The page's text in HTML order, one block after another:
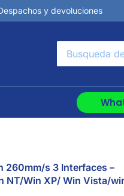
y devoluciones
por:
260mm/s 3 Interfaces –
Win XP/ Win Vista/